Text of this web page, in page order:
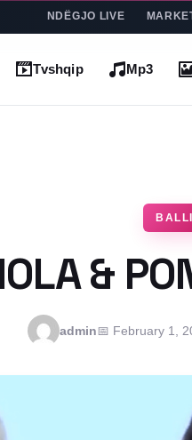
NDËGJO LIVE
Tvshqip Mp3
&
admin📅 February 1,